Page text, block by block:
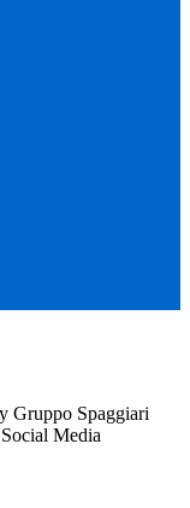
Gruppo Spaggiari
Media